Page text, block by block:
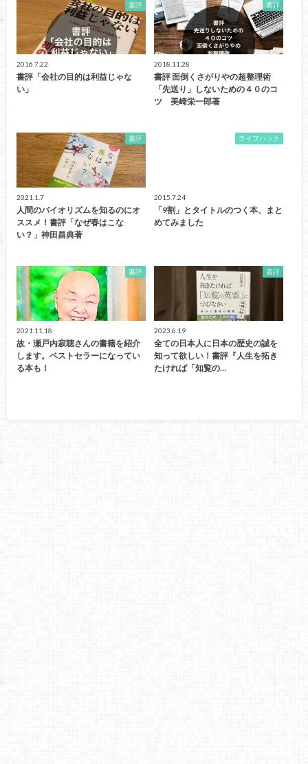
書評
2016.7.22
書評「会社の目的は利益じゃな
い」
書評
2018.11.28
書評 面倒くさがりやの超整理術
「先送り」しないための４０のコ
ツ 美崎栄一郎著
書評
2021.1.7
人間のバイオリズムを知るのにオ
ススメ！書評「なぜ春はこな
い？」神田昌典著
ライフハック
2015.7.24
「9割」とタイトルのつく本、まと
めてみました
書評
2021.11.18
故・瀬戸内寂聴さんの書籍を紹介
します。ベストセラーになってい
る本も！
書評
2023.6.19
全ての日本人に日本の歴史の誠を
知って欲しい！書評『人生を拓き
たければ「知覧の…